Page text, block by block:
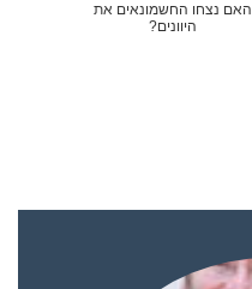
האם נצחו החשמונאים את
היוונים?